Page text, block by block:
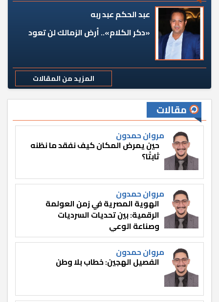
عبد الحكم عبد ربه
«دكر الكلام».. أرض الزمالك لن تعود
المزيد من المقالات
مقالات
مروان حمدون
حين يمرض المكان كيف نفقد ما نظنه
ثابتًا؟
مروان حمدون
الهوية المصرية في زمن العولمة
الرقمية: بين تحديات السرديات
وصناعة الوعي
مروان حمدون
الفصيل الهجين: خطاب بلا وطن